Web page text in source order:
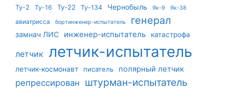
Ту-2 Ту-16 Ту-22 Ту-134 Чернобыль Як-9 Як-38
авиатрисса бортинженер-испытатель генерал
замнач ЛИС инженер-испытатель катастрофа
летчик летчик-испытатель
летчик-космонавт писатель полярный летчик
репрессирован штурман-испытатель